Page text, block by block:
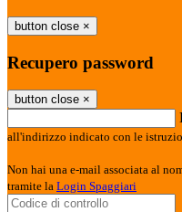
button close ×
Recupero password
button close ×
all'indirizzo indicato con le
Non hai una e-mail associata al
tramite la Login Spaggiari